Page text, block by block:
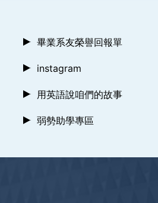
畢業系友榮譽回報單
instagram
用英語說咱們的故事
弱勢助學專區